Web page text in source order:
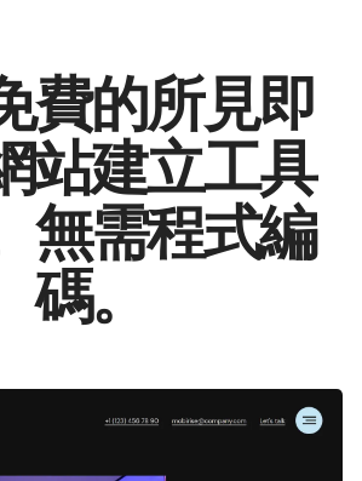
費的所見即
站建立工具
無需程式編
碼。